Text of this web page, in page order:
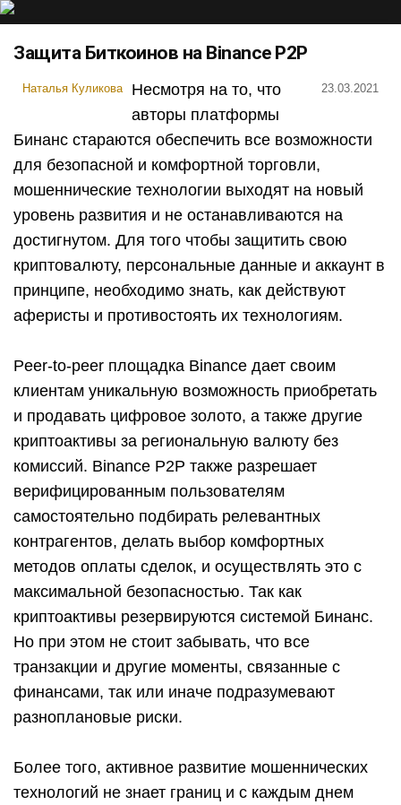
Защита Биткоинов на Binance P2P
Наталья Куликова 23.03.2021
Несмотря на то, что
авторы платформы
Бинанс стараются обеспечить все возможности
для безопасной и комфортной торговли,
мошеннические технологии выходят на новый
уровень развития и не останавливаются на
достигнутом. Для того чтобы защитить свою
криптовалюту, персональные данные и аккаунт в
принципе, необходимо знать, как действуют
аферисты и противостоять их технологиям.
Peer-to-peer площадка Binance дает своим
клиентам уникальную возможность приобретать
и продавать цифровое золото, а также другие
криптоактивы за региональную валюту без
комиссий. Binance P2P также разрешает
верифицированным пользователям
самостоятельно подбирать релевантных
контрагентов, делать выбор комфортных
методов оплаты сделок, и осуществлять это с
максимальной безопасностью. Так как
криптоактивы резервируются системой Бинанс.
Но при этом не стоит забывать, что все
транзакции и другие моменты, связанные с
финансами, так или иначе подразумевают
разноплановые риски.
Более того, активное развитие мошеннических
технологий не знает границ и с каждым днем